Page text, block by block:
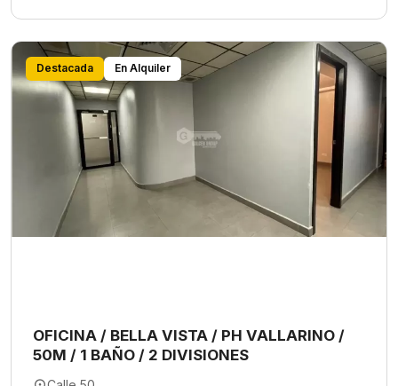
Destacada En Alquiler
OFICINA / BELLA VISTA / PH VALLARINO /
50M / 1 BAÑO / 2 DIVISIONES